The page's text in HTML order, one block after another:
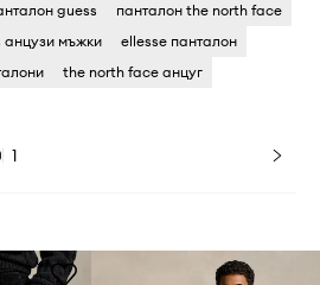
guess
панталон the north face
анцузи мъжки
ellesse панталон
the north face анцуг
1